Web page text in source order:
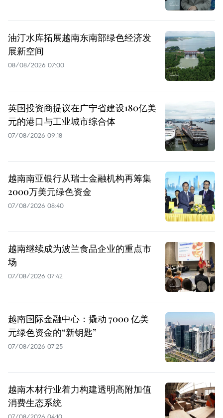
油汀水库拓展越南东南部绿色经济发
展新空间
08/08/2026 07:00
英国投资商提议在广宁省建设180亿美
元的港口与工业城市综合体
07/08/2026 09:18
越南南亚银行从瑞士金融机构再筹集
2000万美元绿色资金
07/08/2026 08:40
越南继续成为波兰食品企业的重点市
场
07/08/2026 07:42
越南国际金融中心：撬动 7000 亿美
元绿色资金的“新钥匙”
07/08/2026 07:25
越南木材行业着力构建透明高附加值
消费生态系统